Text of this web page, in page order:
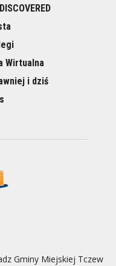
Wirtualna
i dziś
Gminy Miejskiej Tczew